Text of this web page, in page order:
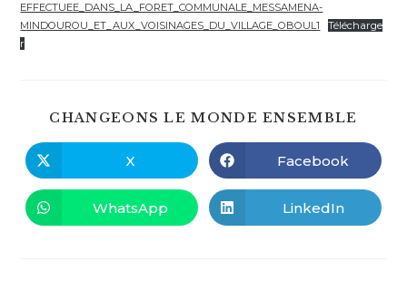
EFFECTUEE_DANS_LA_FORET_COMMUNALE_MESSAMENA-
MINDOUROU_ET_AUX_VOISINAGES_DU_VILLAGE_OBOUL1
Télécharge
r
CHANGEONS LE MONDE ENSEMBLE
Ouvrir
dans
une
autre
fenêtre
X Ouvrir
dans
une
autre
fenêtre
Facebook
Ouvrir
dans
WhatsApp Ouvrir
dans
LinkedIn